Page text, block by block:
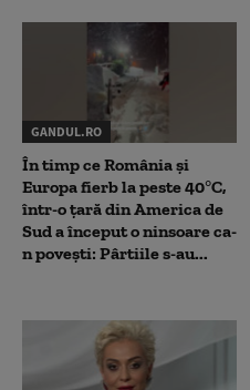
GANDUL.RO
În timp ce România și
Europa fierb la peste 40°C,
într-o țară din America de
Sud a început o ninsoare ca-
n povești: Pârtiile s-au...